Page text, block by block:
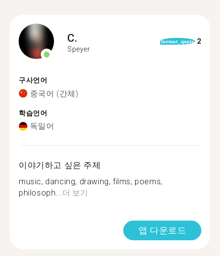
C.
Speyer
format_quote 2
구사언어
중국어 (간체)
학습언어
독일어
이야기하고 싶은 주제
music, dancing, drawing, films, poems,
philosoph...더 보기
앱 다운로드